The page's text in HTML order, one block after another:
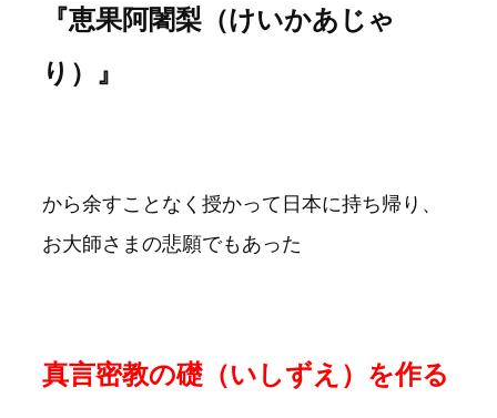
『恵果阿闍梨（けいかあじゃ
り）』
から余すことなく授かって日本に持ち帰り、
お大師さまの悲願でもあった
真言密教の礎（いしずえ）を作る